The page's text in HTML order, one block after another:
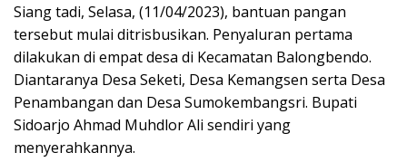
Siang tadi, Selasa, (11/04/2023), bantuan pangan
tersebut mulai ditrisbusikan. Penyaluran pertama
dilakukan di empat desa di Kecamatan Balongbendo.
Diantaranya Desa Seketi, Desa Kemangsen serta Desa
Penambangan dan Desa Sumokembangsri. Bupati
Sidoarjo Ahmad Muhdlor Ali sendiri yang
menyerahkannya.